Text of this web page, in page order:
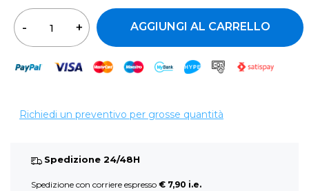
AGGIUNGI AL CARRELLO
Richiedi un preventivo per grosse quantità
Spedizione 24/48H
Spedizione con corriere espresso € 7,90 i.e.